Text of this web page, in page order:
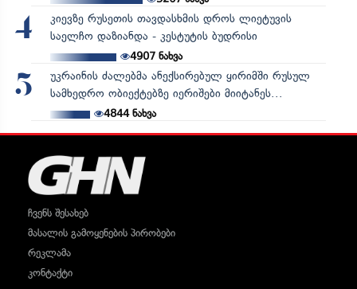
4
კიევზე რუსეთის თავდასხმის დროს ლიეტუვის
საელჩო დაზიანდა - კესტუტის ბუდრისი
4907ნახვა
5
უკრაინის ძალებმა ანექსირებულ ყირიმში რუსულ
სამხედრო ობიექტებზე იერიშები მიიტანეს...
4844ნახვა
ჩვენს შესახებ
მასალის გამოყენების პირობები
რეკლამა
კონტაქტი